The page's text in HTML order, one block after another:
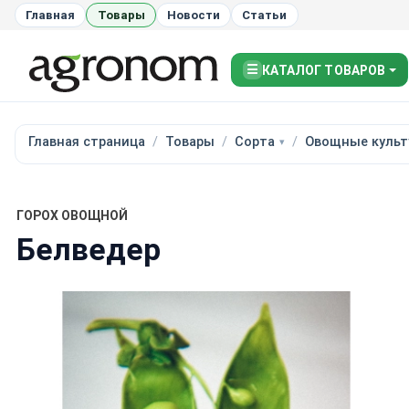
Главная Товары Новости Статьи
☰ КАТАЛОГ ТОВАРОВ
Главная страница Товары Сорта Овощные
ГОРОХ ОВОЩНОЙ
Белведер